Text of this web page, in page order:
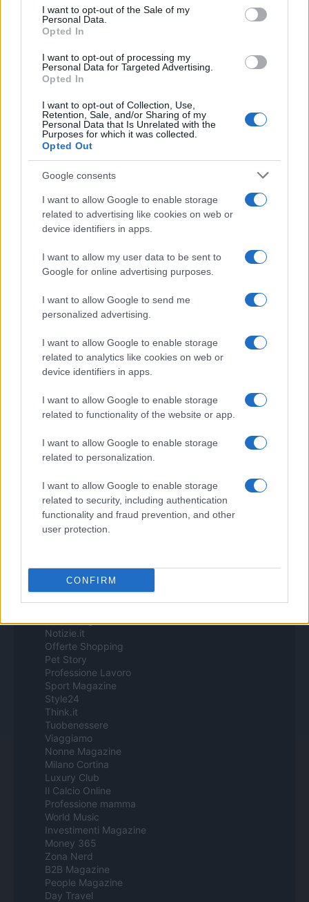
consent section.
I want to opt-out of the Sale of my
Personal Data.
Opted In
I want to opt-out of processing my
Personal Data for Targeted Advertising.
Opted In
I want to opt-out of Collection, Use,
Retention, Sale, and/or Sharing of my
Personal Data that Is Unrelated with the
Purposes for which it was collected.
Opted Out
Google consents
I want to allow Google to enable storage
related to advertising like cookies on web or
device identifiers in apps.
I want to allow my user data to be sent to
Google for online advertising purposes.
I want to allow Google to send me
personalized advertising.
I want to allow Google to enable storage
related to analytics like cookies on web or
device identifiers in apps.
I want to allow Google to enable storage
related to functionality of the website or app.
I want to allow Google to enable storage
related to personalization.
I want to allow Google to enable storage
related to security, including authentication
functionality and fraud prevention, and other
user protection.
CONFIRM
Batman: Arkham City, más
pantallas y confirmada la aparición
de un nuevo enemigo
20 abril, 2020
Últimas Noticias
Síguenos en Facebook
Actualidad.es es la gran fuente de información social. Actualidad,
televisión, crónica, deportes, gente, política y todas las noticias sobre
su ciudad.
Para señalar a la redacción de cualquier error en el uso del material
confidencial, escríbanos astaff@actualidad.es: nos ocuparemos de
la retirada del material que atenta contra los derechos de terceros.
Copyright © 2024 | Actualidad.es - Publicado en España por
Contacto-Politica de cookies-Política de privacidad Aviso legal
Procesamiento de datos
tecnología con Inteligencia Artificial y por creadores independientes
Italia
Cineverse Magazine
Donne Magazine
Food Blog
Milano Notizie
Notizie.it
Offerte Shopping
Pet Story
Professione Lavoro
Sport Magazine
Style24
Think.it
Tuobenessere
Viaggiamo
Nonne Magazine
Milano Cortina
Luxury Club
Il Calcio Online
Professione mamma
World Music
Investimenti Magazine
Money 365
Zona Nerd
B2B Magazine
People Magazine
Day Travel